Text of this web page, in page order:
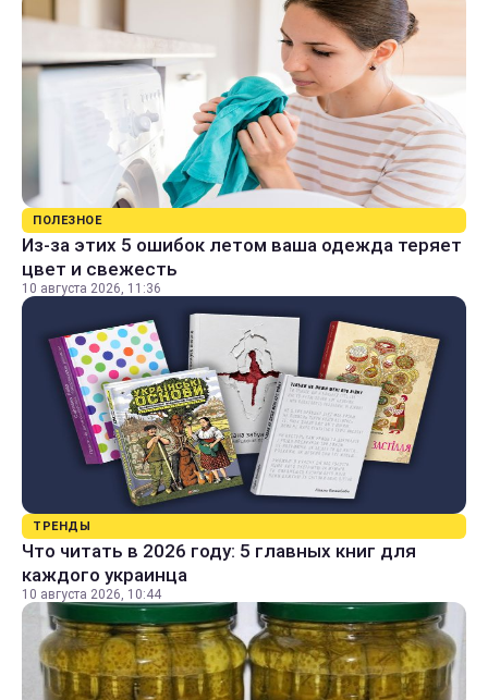
ПОЛЕЗНОЕ
Из-за этих 5 ошибок летом ваша одежда теряет
цвет и свежесть
10 августа 2026, 11:36
ТРЕНДЫ
Что читать в 2026 году: 5 главных книг для
каждого украинца
10 августа 2026, 10:44